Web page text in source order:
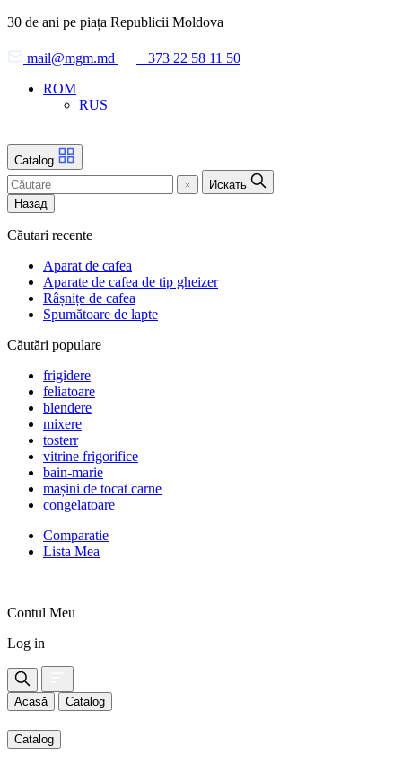
Skip
the
content
30 de ani pe piața Republicii Moldova
mail@mgm.md
+373 22 58 11 50
ROM
RUS
Catalog
Искать
Назад
Căutari recente
Aparat de cafea
Aparate de cafea de tip gheizer
Râșnițe de cafea
Spumătoare de lapte
Căutări populare
frigidere
feliatoare
blendere
mixere
tosterr
vitrine frigorifice
bain-marie
mașini de tocat carne
congelatoare
Comparatie
Lista Mea
Contul Meu
Log in
Acasă Catalog
Catalog